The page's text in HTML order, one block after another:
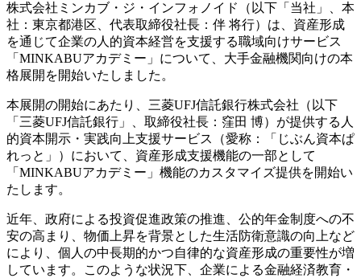
株式会社ミンカブ・ジ・インフォノイド（以下「当社」、本
社：東京都港区、代表取締役社長：伴 将行）は、資産形成
を通じて企業の人的資本経営を支援する職域向けサービス
「MINKABUアカデミー」について、大手金融機関向けの本
格展開を開始いたしました。
本展開の開始にあたり、三菱UFJ信託銀行株式会社（以下
「三菱UFJ信託銀行」、取締役社長：窪田 博）が提供する人
的資本開示・実践向上支援サービス（愛称：「じぶん資本ぱ
れっと」）において、資産形成支援機能の一部として
「MINKABUアカデミー」機能のカスタマイズ提供を開始い
たします。
近年、政府による投資促進政策の推進、公的年金制度への不
安の高まり、物価上昇を背景とした生活防衛意識の向上など
により、個人の中長期的かつ自律的な資産形成の重要性が増
しています。このような状況下、企業による金融経済教育・